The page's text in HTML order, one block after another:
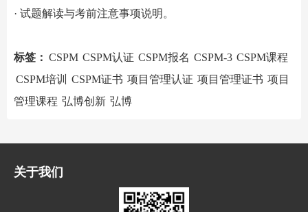
· 试题解读与考前注意事项说明。
标签： CSPM CSPM认证 CSPM报名 CSPM-3 CSPM课程
CSPM培训
CSPM证书 项目管理认证 项目管理证书 项目
管理课程 弘博创新 弘博
关于我们